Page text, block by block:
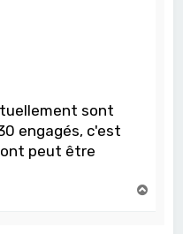
sont
engagés, c'est
peut être